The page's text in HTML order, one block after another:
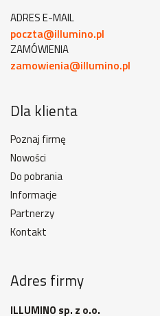
ADRES E-MAIL
poczta@illumino.pl
ZAMÓWIENIA
zamowienia@illumino.pl
Dla klienta
Poznaj firmę
Nowości
Do pobrania
Informacje
Partnerzy
Kontakt
Adres firmy
ILLUMINO sp. z o.o.